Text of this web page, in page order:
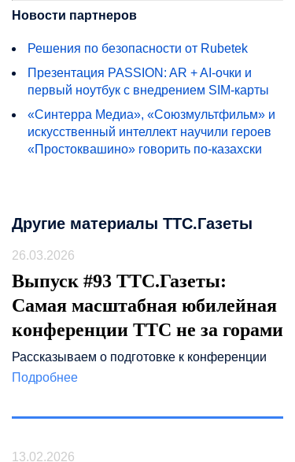
Новости партнеров
Решения по безопасности от Rubetek
Презентация PASSION: AR + AI-очки и
первый ноутбук с внедрением SIM-карты
«Синтерра Медиа», «Союзмультфильм» и
искусственный интеллект научили героев
«Простоквашино» говорить по-казахски
Другие материалы ТТС.Газеты
26.03.2026
Выпуск #93 ТТС.Газеты:
Самая масштабная юбилейная
конференции ТТС не за горами
Рассказываем о подготовке к конференции
Подробнее
13.02.2026